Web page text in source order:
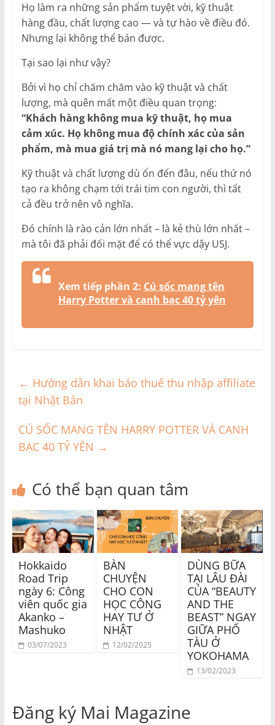
Họ làm ra những sản phẩm tuyệt vời, kỹ thuật
hàng đầu, chất lượng cao — và tự hào về điều đó.
Nhưng lại không thể bán được.
Tại sao lại như vậy?
Bởi vì họ chỉ chăm chăm vào kỹ thuật và chất
lượng, mà quên mất một điều quan trọng:
“Khách hàng không mua kỹ thuật, họ mua
cảm xúc. Họ không mua độ chính xác của sản
phẩm, mà mua giá trị mà nó mang lại cho họ.”
Kỹ thuật và chất lượng dù ổn đến đâu, nếu thứ nó
tạo ra không chạm tới trái tim con người, thì tất
cả đều trở nên vô nghĩa.
Đó chính là rào cản lớn nhất – là kẻ thù lớn nhất –
mà tôi đã phải đối mặt để có thể vực dậy USJ.
Xem tiếp phần 2: Cú sốc mang tên
Harry Potter và canh bạc 40 tỷ yên
← Hướng dẫn khai báo thuế thu nhập affiliate
tại Nhật Bản
CÚ SỐC MANG TÊN HARRY POTTER VÀ CANH
BẠC 40 TỶ YÊN →
Có thể bạn quan tâm
Hokkaido
Road Trip
ngày 6: Công
viên quốc gia
Akanko –
Mashuko
03/07/2023
BÀN
CHUYỆN
CHO CON
HỌC CÔNG
HAY TƯ Ở
NHẬT
12/02/2025
DÙNG BỮA
TẠI LÂU ĐÀI
CỦA “BEAUTY
AND THE
BEAST” NGAY
GIỮA PHỐ
TÀU Ở
YOKOHAMA
13/02/2023
Đăng ký Mai Magazine